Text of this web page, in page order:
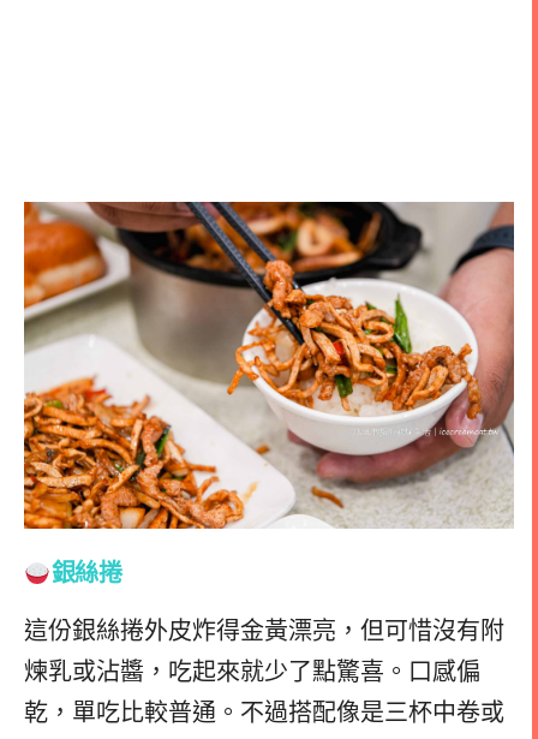
銀絲捲
這份銀絲捲外皮炸得金黃漂亮，但可惜沒有附
煉乳或沾醬，吃起來就少了點驚喜。口感偏
乾，單吃比較普通。不過搭配像是三杯中卷或